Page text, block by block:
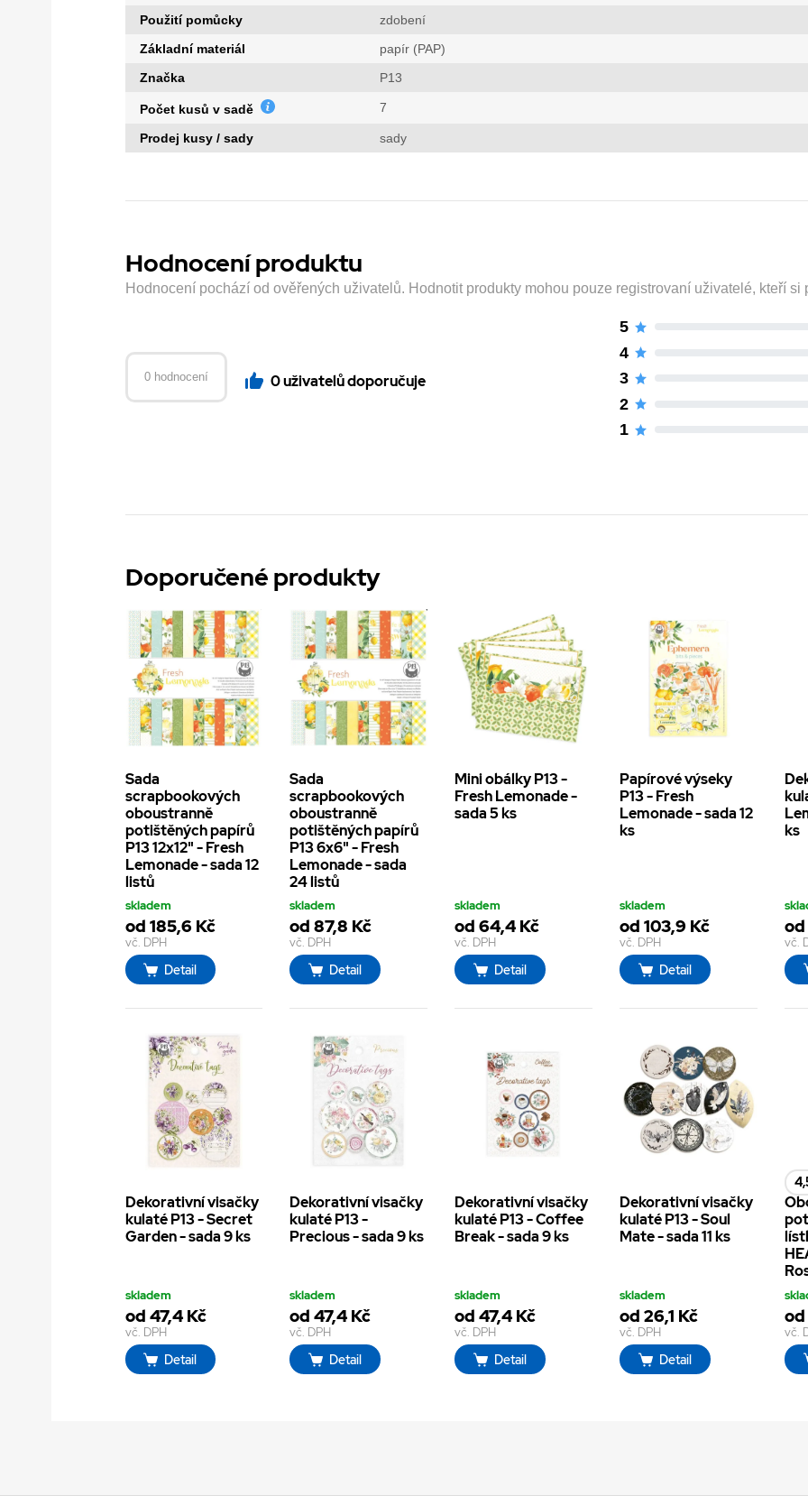
Použití pomůcky
zdobení
Základní materiál
papír (PAP)
Značka
P13
Počet kusů v sadě 7
Prodej kusy / sady sady
Hodnocení produktu
Hodnocení pochází od ověřených uživatelů. Hodnotit produkty mohou pouze registrovaní uživatelé, kteří si
0 hodnocení 0 uživatelů doporučuje
5
4
3
2
1
Doporučené produkty
Sada
scrapbookových
oboustranně
potištěných papírů
P13 12x12" - Fresh
Lemonade - sada 12
listů
skladem
od 185,6 Kč
vč. DPH
Detail
Sada
scrapbookových
oboustranně
potištěných papírů
P13 6x6" - Fresh
Lemonade - sada
24 listů
skladem
od 87,8 Kč
vč. DPH
Detail
Mini obálky P13 -
Fresh Lemonade -
sada 5 ks
skladem
od 64,4 Kč
vč. DPH
Detail
Papírové výseky
P13 - Fresh
Lemonade - sada 12
ks
skladem
od 103,9 Kč
vč. DPH
Detail
ks
od
vč.
Dekorativní visačky
kulaté P13 - Secret
Garden - sada 9 ks
skladem
od 47,4 Kč
vč. DPH
Detail
Dekorativní visačky
kulaté P13 -
Precious - sada 9 ks
skladem
od 47,4 Kč
vč. DPH
Detail
Dekorativní visačky
kulaté P13 - Coffee
Break - sada 9 ks
skladem
od 47,4 Kč
vč. DPH
Detail
Dekorativní visačky
kulaté P13 - Soul
Mate - sada 11 ks
skladem
od 26,1 Kč
vč. DPH
Detail
od
vč.